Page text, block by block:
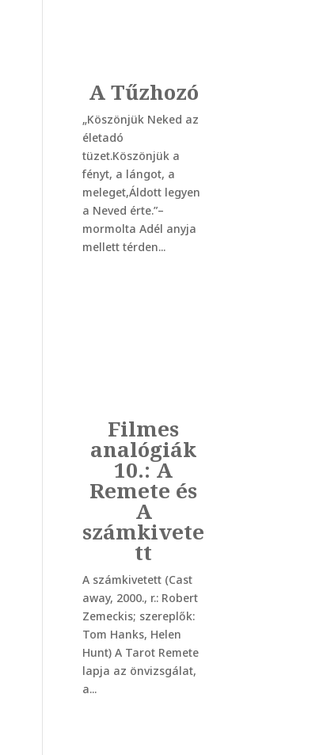
A Tűzhozó
„Köszönjük Neked az
életadó
tüzet.Köszönjük a
fényt, a lángot, a
meleget,Áldott legyen
a Neved érte.”–
mormolta Adél anyja
mellett térden...
Filmes
analógiák
10.: A
Remete és
A
számkivete
tt
A számkivetett (Cast
away, 2000., r.: Robert
Zemeckis; szereplők:
Tom Hanks, Helen
Hunt) A Tarot Remete
lapja az önvizsgálat,
a...